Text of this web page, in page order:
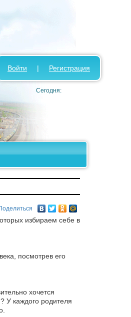
Войти | Регистрация
Сегодня:
избираем себе в
посмотрев его
хочется
У каждого родителя